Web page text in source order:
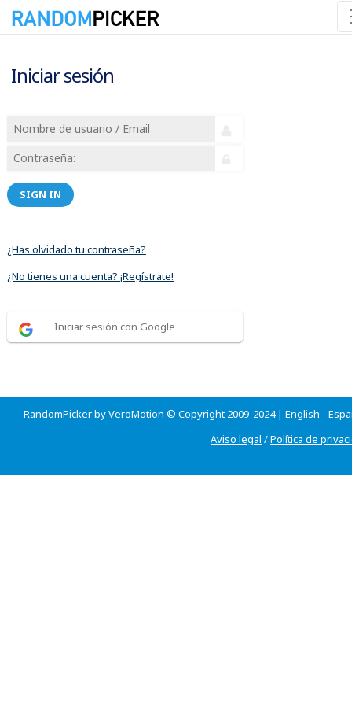
Iniciar sesión
SIGN IN
¿Has olvidado tu contraseña?
¿No tienes una cuenta? ¡Regístrate!
Iniciar sesión con Google
RandomPicker by VeroMotion © Copyright 2009-2024 | English -
Aviso legal /Política de